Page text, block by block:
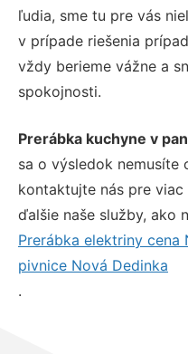
ľudia, sme tu pre vás
v prípade riešenia
vždy berieme vážne a
spokojnosti.
Prerábka kuchyne v
sa o výsledok nemusíte
kontaktujte nás pre
ďalšie naše služby, ako
Prerábka elektriny cena
pivnice Nová Dedinka
.